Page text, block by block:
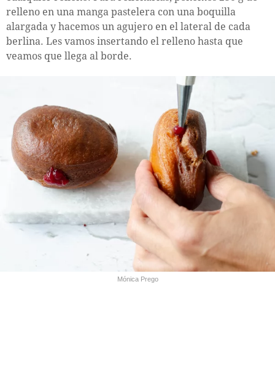
relleno en una manga pastelera con una boquilla
alargada y hacemos un agujero en el lateral de cada
berlina. Les vamos insertando el relleno hasta que
veamos que llega al borde.
Mónica Prego